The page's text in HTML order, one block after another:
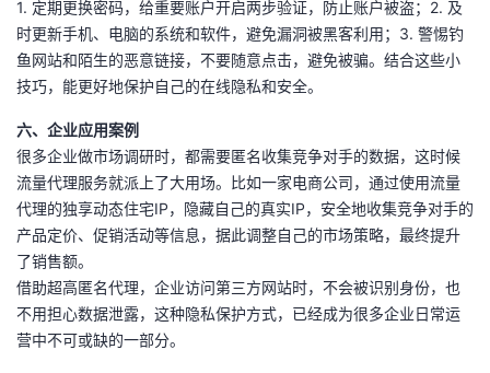
1. 定期更换密码，给重要账户开启两步验证，防止账户被盗；2. 及
时更新手机、电脑的系统和软件，避免漏洞被黑客利用；3. 警惕钓
鱼网站和陌生的恶意链接，不要随意点击，避免被骗。结合这些小
技巧，能更好地保护自己的在线隐私和安全。
六、企业应用案例
很多企业做市场调研时，都需要匿名收集竞争对手的数据，这时候
流量代理服务就派上了大用场。比如一家电商公司，通过使用流量
代理的独享动态住宅IP，隐藏自己的真实IP，安全地收集竞争对手的
产品定价、促销活动等信息，据此调整自己的市场策略，最终提升
了销售额。
借助超高匿名代理，企业访问第三方网站时，不会被识别身份，也
不用担心数据泄露，这种隐私保护方式，已经成为很多企业日常运
营中不可或缺的一部分。